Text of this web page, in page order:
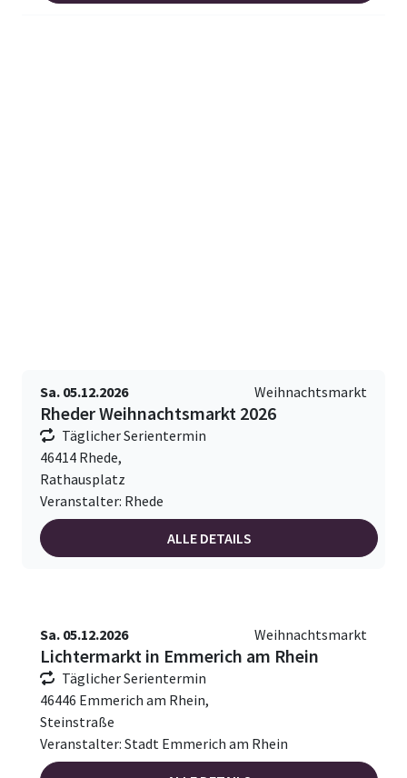
Sa. 05.12.2026 Weihnachtsmarkt
Rheder Weihnachtsmarkt 2026
Täglicher Serientermin
46414 Rhede,
Rathausplatz
Veranstalter: Rhede
ALLE DETAILS
Sa. 05.12.2026 Weihnachtsmarkt
Lichtermarkt in Emmerich am Rhein
Täglicher Serientermin
46446 Emmerich am Rhein,
Steinstraße
Veranstalter: Stadt Emmerich am Rhein